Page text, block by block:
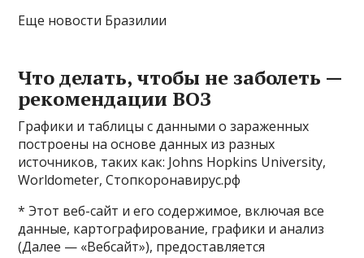
Еще новости Бразилии
Что делать, чтобы не заболеть —
рекомендации ВОЗ
Графики и таблицы с данными о зараженных
построены на основе данных из разных
источников, таких как: Johns Hopkins University,
Worldometer, Стопкоронавирус.рф
* Этот веб-сайт и его содержимое, включая все
данные, картографирование, графики и анализ
(Далее — «Вебсайт»), предоставляется